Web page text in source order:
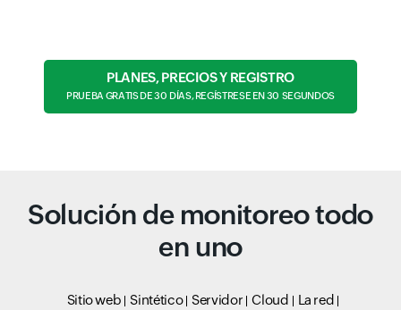
PLANES, PRECIOS Y REGISTRO
PRUEBA GRATIS DE 30 DÍAS, REGÍSTRESE EN 30 SEGUNDOS
Solución de monitoreo todo
en uno
Sitio web Sintético Servidor Cloud
La red